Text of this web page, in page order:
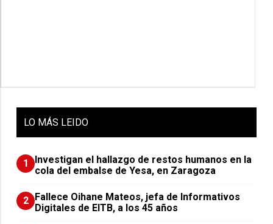
LO MÁS LEIDO
1
Investigan el hallazgo de restos humanos en la
cola del embalse de Yesa, en Zaragoza
2 Fallece Oihane Mateos, jefa de Informativos
Digitales de EITB, a los 45 años